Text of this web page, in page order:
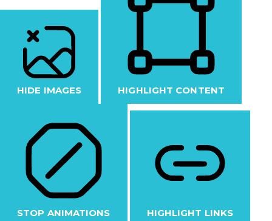
HIDE IMAGES HIGHLIGHT CONTENT
STOP ANIMATIONS HIGHLIGHT LINKS